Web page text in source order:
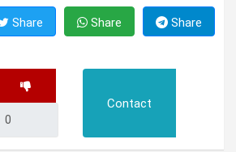
Share Share Share
Contact